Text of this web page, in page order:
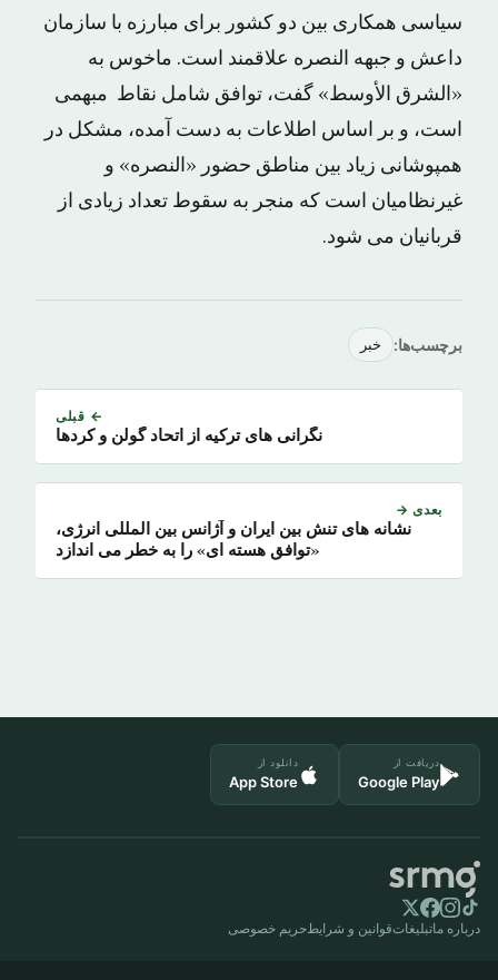
سیاسی همکاری بین دو کشور برای مبارزه با سازمان
داعش و جبهه النصره علاقمند است. ماخوس به
«الشرق الأوسط» گفت، توافق شامل نقاط مبهمی
است، و بر اساس اطلاعات به دست آمده، مشکل در
همپوشانی زیاد بین مناطق حضور «النصره» و
غیرنظامیان است که منجر به سقوط تعداد زیادی از
قربانیان می شود.
برچسب‌ها: خبر
← قبلی
نگرانی های ترکیه از اتحاد گولن و کردها
بعدی →
نشانه های تنش بین ایران و آژانس بین المللی انرژی،
«توافق هسته ای» را به خطر می اندازد
دریافت از
Google Play
دانلود از
App Store
درباره ماتبلیغاتقوانین و شرایط حریم خصوصی